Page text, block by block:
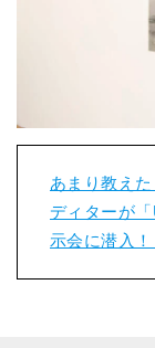
あまり教え
ディターが
示会に潜入